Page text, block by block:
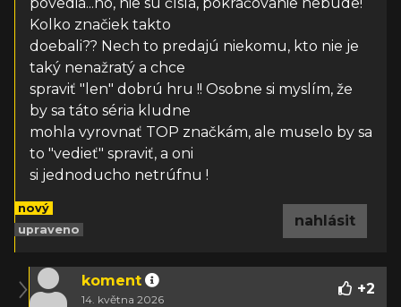
Kolko značiek takto
doebali?? Nech to predajú niekomu, kto nie je
taký nenažratý a chce
spraviť "len" dobrú hru !! Osobne si myslím, že
by sa táto séria kludne
mohla vyrovnať TOP značkám, ale muselo by sa
to "vedieť" spraviť, a oni
si jednoducho netrúfnu !
nový
upraveno
nahlásit
koment
14. května 2026
+2